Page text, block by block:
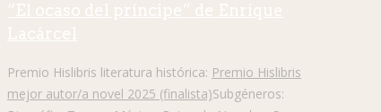
“El ocaso del príncipe” de Enrique
Lacárcel
Premio Hislibris literatura histórica: Premio Hislibris
mejor autor/a novel 2025 (finalista)Subgéneros: